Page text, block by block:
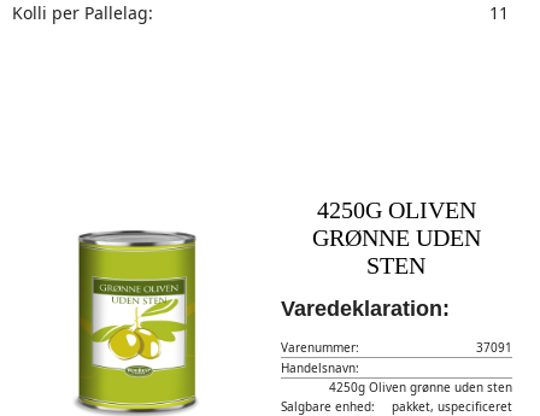
Kolli per Pallelag:
11
4250G OLIVEN
GRØNNE UDEN
STEN
Varedeklaration:
Varenummer:
37091
Handelsnavn:
4250g Oliven grønne uden sten
Salgbare enhed:
pakket, uspecificeret